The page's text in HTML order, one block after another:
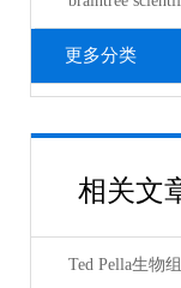
更多分类
相关文